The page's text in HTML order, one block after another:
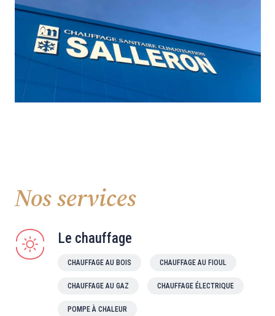
Nos services
Le chauffage
CHAUFFAGE AU BOIS CHAUFFAGE AU FIOUL
CHAUFFAGE AU GAZ CHAUFFAGE ÉLECTRIQUE
POMPE À CHALEUR